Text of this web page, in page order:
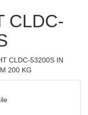
CLDC-
CLDC-53200S IN
200 KG